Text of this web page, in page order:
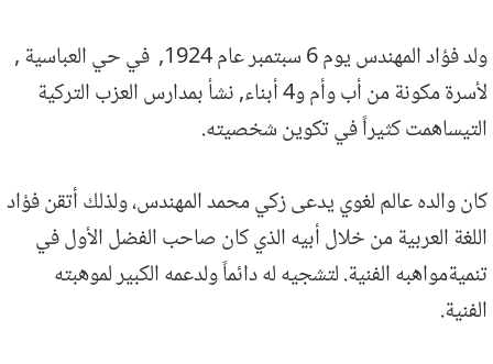
ولد فؤاد المهندس يوم 6 سبتمبر عام 1924, في حي العباسية ,
لأسرة مكونة من أب وأم و4 أبناء, نشأ بمدارس العزب التركية
التيساهمت كثيراً في تكوين شخصيته.
كان والده عالم لغوي يدعى زكي محمد المهندس، ولذلك أتقن فؤاد
اللغة العربية من خلال أبيه الذي كان صاحب الفضل الأول في
تنميةمواهبه الفنية. لتشجيه له دائماً ولدعمه الكبير لموهبته
الفنية.